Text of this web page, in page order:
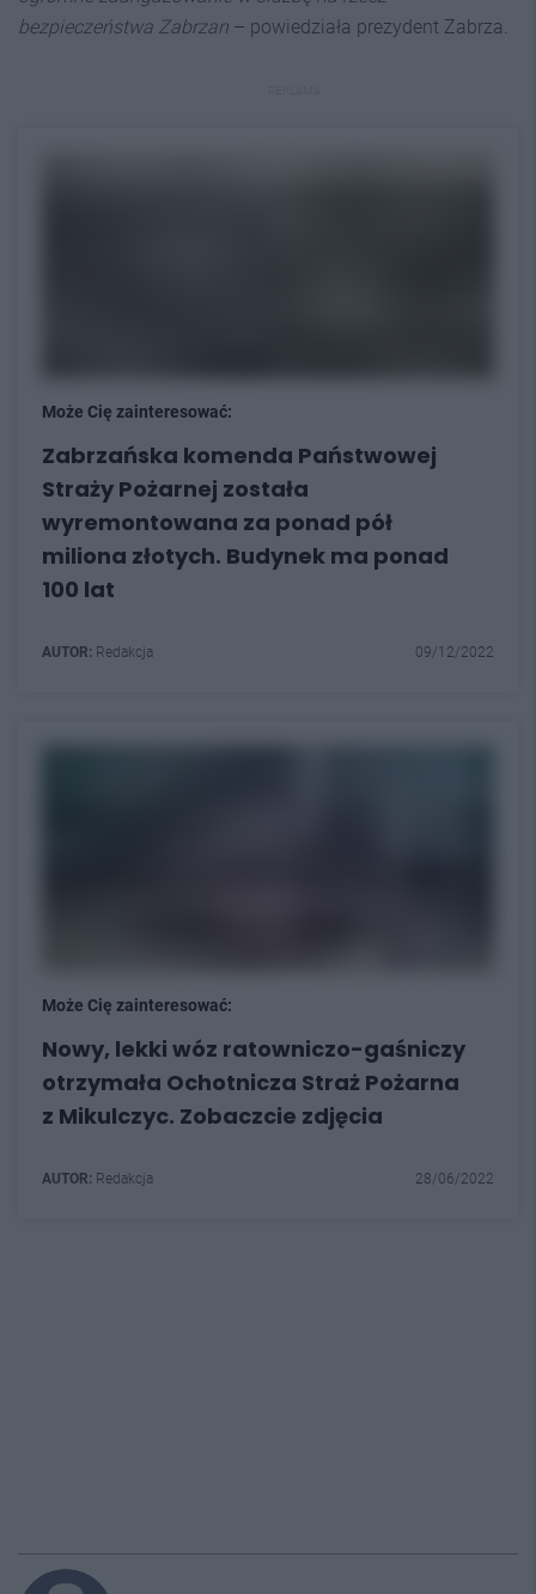
bezpieczeństwa Zabrzan – powiedziała prezydent Zabrza.
Może Cię zainteresować:
Zabrzańska komenda Państwowej
Straży Pożarnej została
wyremontowana za ponad pół
miliona złotych. Budynek ma ponad
100 lat
AUTOR: Redakcja 09/12/2022
Może Cię zainteresować:
Nowy, lekki wóz ratowniczo-gaśniczy
otrzymała Ochotnicza Straż Pożarna
z Mikulczyc. Zobaczcie zdjęcia
AUTOR: Redakcja 28/06/2022